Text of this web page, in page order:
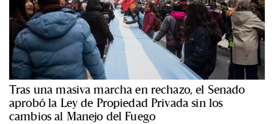
Tras una masiva marcha en rechazo, el Senado
aprobó la Ley de Propiedad Privada sin los
cambios al Manejo del Fuego